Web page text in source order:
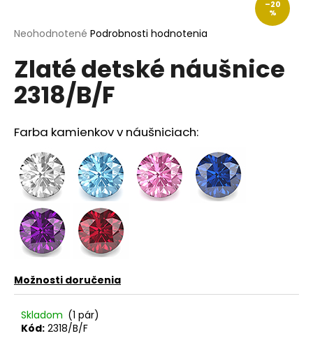
Priemerné
produktu
je
0,0
z
hviezdičiek.
Neohodnotené Podrobnosti hodnotenia
Zlaté detské náušnice
2318/B/F
Farba kamienkov v náušniciach:
Možnosti doručenia
Skladom (1 pár)
Kód: 2318/B/F
–20
%
j
ť
?
HĽADAŤ
O
d
p
r
ú
č
a